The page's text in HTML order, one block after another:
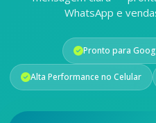
WhatsApp e
Pronto para
Alta Performance no Celular